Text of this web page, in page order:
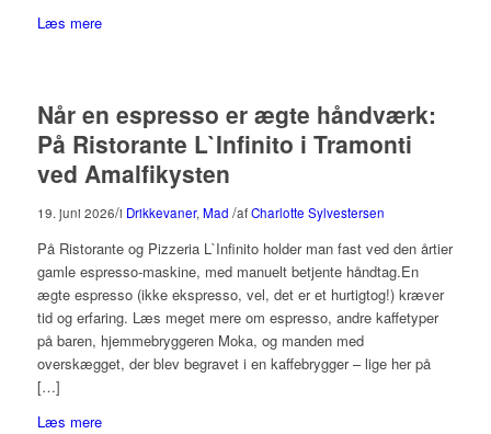
Læs mere
Når en espresso er ægte håndværk:
På Ristorante L`Infinito i Tramonti
ved Amalfikysten
19. juni 2026/i Drikkevaner, Mad /afCharlotte Sylvestersen
På Ristorante og Pizzeria L`Infinito holder man fast ved den årtier
gamle espresso-maskine, med manuelt betjente håndtag.En
ægte espresso (ikke ekspresso, vel, det er et hurtigtog!) kræver
tid og erfaring. Læs meget mere om espresso, andre kaffetyper
på baren, hjemmebryggeren Moka, og manden med
overskægget, der blev begravet i en kaffebrygger – lige her på
[…]
Læs mere